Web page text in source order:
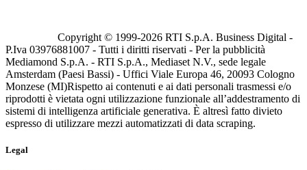
Copyright © 1999-2026 RTI S.p.A. Business Digital -
P.Iva 03976881007 - Tutti i diritti riservati - Per la pubblicità
Mediamond S.p.A. - RTI S.p.A., Mediaset N.V., sede legale
Amsterdam (Paesi Bassi) - Uffici Viale Europa 46, 20093 Cologno
Monzese (MI)Rispetto ai contenuti e ai dati personali trasmessi e/o
riprodotti è vietata ogni utilizzazione funzionale all’addestramento di
sistemi di intelligenza artificiale generativa. È altresì fatto divieto
espresso di utilizzare mezzi automatizzati di data scraping.
Legal